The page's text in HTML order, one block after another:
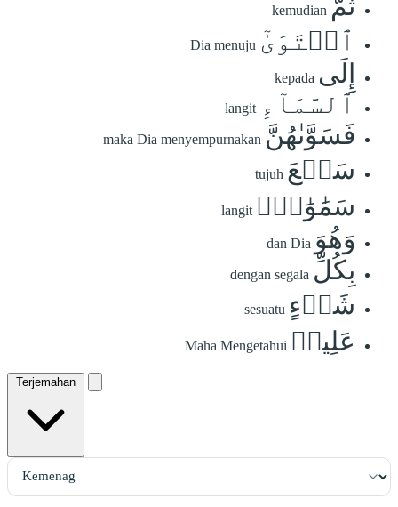
kemudian
ٱسۡتَوَىٰٓ Dia menuju
إِلَى kepada
ٱلسَّمَآءِ langit
فَسَوَّىٰهُنَّ maka Dia menyempurnakan
سَبۡعَ tujuh
سَمَٰوَٰتٖۚ langit
وَهُوَ dan Dia
بِكُلِّ dengan segala
شَيۡءٍ sesuatu
عَلِيمٞ Maha Mengetahui
Terjemahan